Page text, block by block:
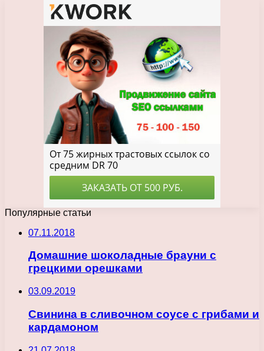
Популярные статьи
07.11.2018
Домашние шоколадные брауни с
грецкими орешками
03.09.2019
Свинина в сливочном соусе с грибами и
кардамоном